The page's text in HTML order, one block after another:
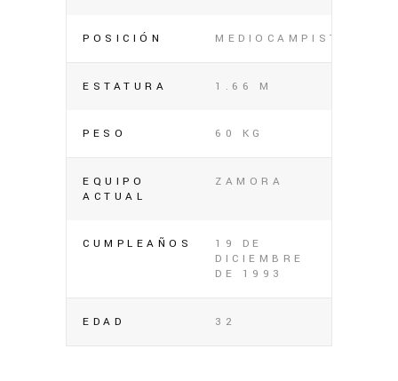
POSICIÓN MEDIOCAMPISTA
ESTATURA 1.66 M
PESO 60 KG
EQUIPO
ACTUAL
ZAMORA
CUMPLEAÑOS
19 DE
DICIEMBRE
DE 1993
EDAD 32